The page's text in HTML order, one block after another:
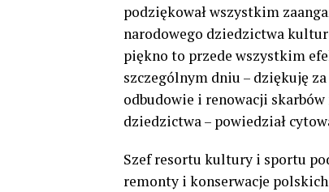
podziękował wszystkim
narodowego dziedzictwa
piękno to przede wszystkim
szczególnym dniu – dziękuję
odbudowie i renowacji
dziedzictwa – powiedział
Szef resortu kultury i sportu
remonty i konserwacje